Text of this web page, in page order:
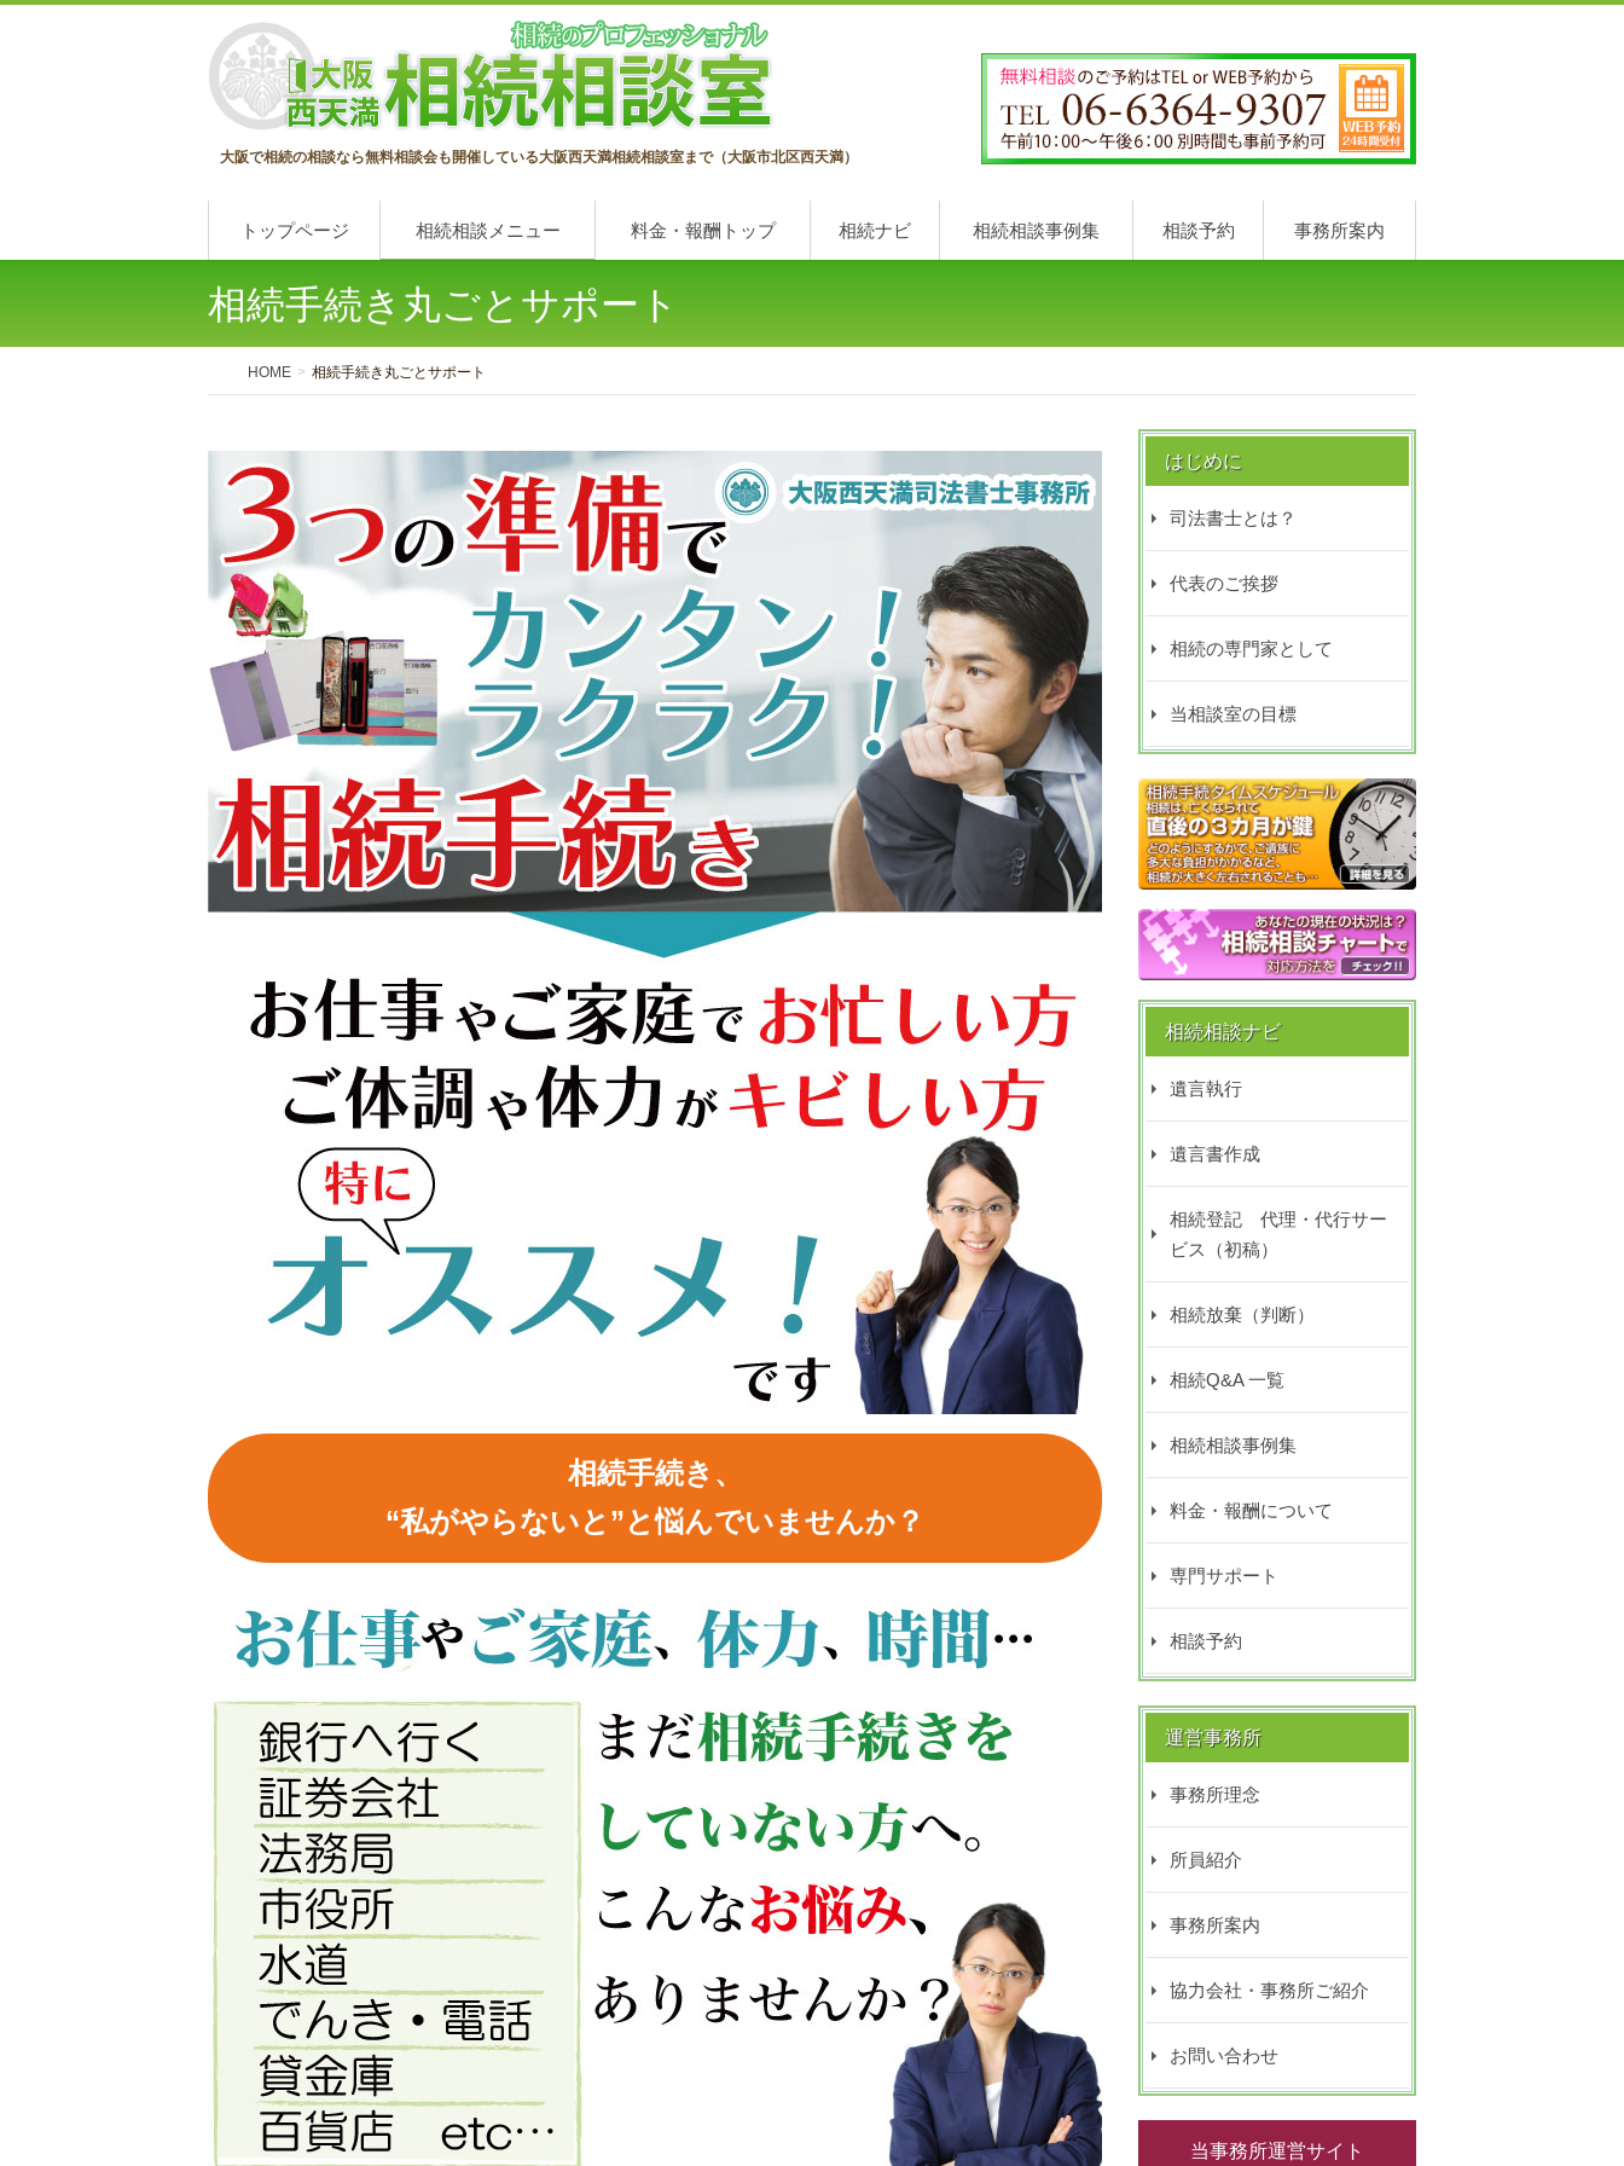
大阪で相続の相談なら無料相談会も開催している大阪西天満相続相談室まで（大阪市北区西天満）
トップページ 相続相談メニュー 料金・報酬トップ 相続ナビ 相続相談事例集 相談予約 事務所案内
相続手続き丸ごとサポート
HOME 相続手続き丸ごとサポート
相続手続き、
“私がやらないと”と悩んでいませんか？
はじめに
司法書士とは？
代表のご挨拶
相続の専門家として
当相談室の目標
相続相談ナビ
遺言執行
遺言書作成
相続登記 代理・代行サー
ビス（初稿）
相続放棄（判断）
相続Q&A 一覧
相続相談事例集
料金・報酬について
専門サポート
相談予約
運営事務所
事務所理念
所員紹介
事務所案内
協力会社・事務所ご紹介
お問い合わせ
当事務所運営サイト